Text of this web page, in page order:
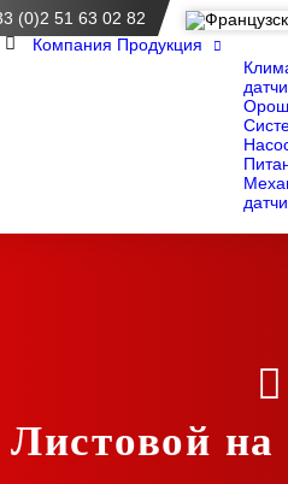
(0)2 51 63 02 82
приема
Компания Продукция
Листовой